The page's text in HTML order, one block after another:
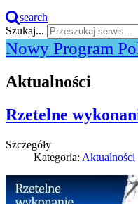
search
Szukaj...
Nowy Program
Aktualności
Rzetelne
Szczegóły
Kategoria: Aktualności